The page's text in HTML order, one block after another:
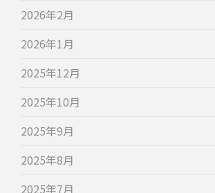
2026年2月
2026年1月
2025年12月
2025年10月
2025年9月
2025年8月
2025年7月